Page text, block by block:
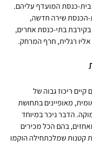
כנסת המועדף עליהם.
הכנסת שירה חדשה,
בתי-כנסת אחרים,
רגלית, חרף המרחק.
קיים ריכוז גבוה של
מאופיינים בתחושת
הדבר ניכר במיוחד
בהם הכל מכירים
קטנות שמלכתחילה הוקמו